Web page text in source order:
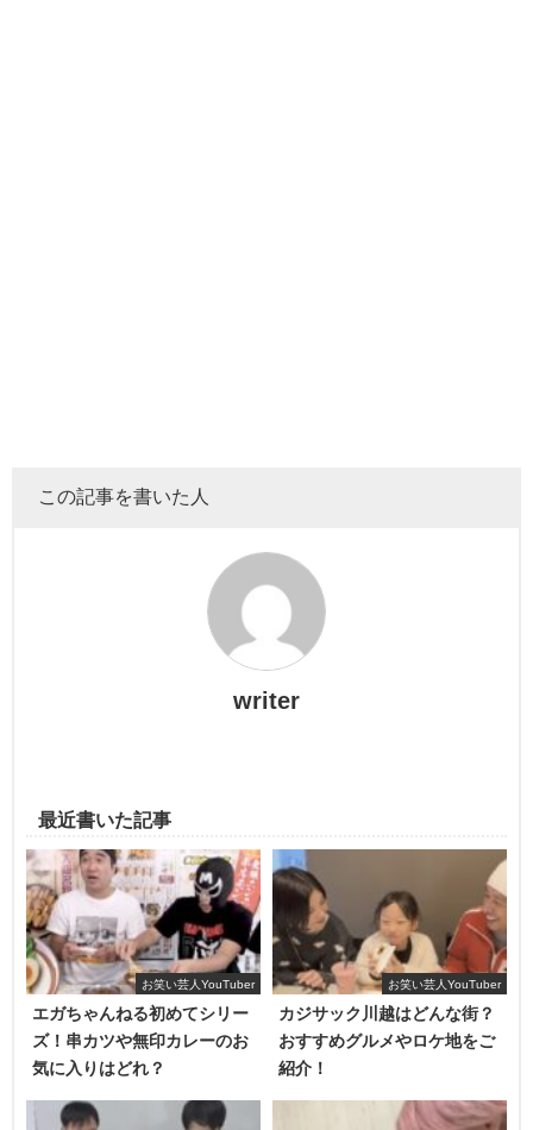
て、最後の最後まで迷惑をかけた相方・蛍原さんに対する
お詫びの気持ちを述べていました。
この動画に対して、コメント欄は半々に意見が割れていま
した。
・どんな事があっても這い上がろうとする宮迫さんの姿に
感動しました。
・アメトーークの後にこの動画を出せてしまうのは、完全
この記事を書いた人
writer
最近書いた記事
お笑い芸人YouTuber
エガちゃんねる初めてシリー
ズ！串カツや無印カレーのお
気に入りはどれ？
お笑い芸人YouTuber
カジサック川越はどんな街？
おすすめグルメやロケ地をご
紹介！